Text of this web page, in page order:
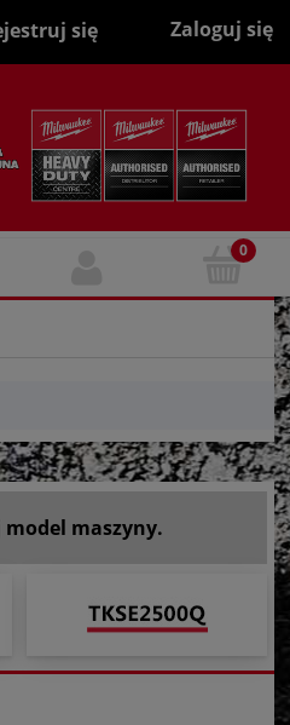
się Zaloguj się
model maszyny.